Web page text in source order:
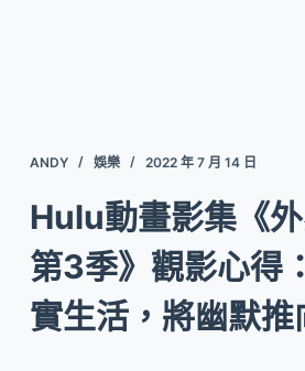
ANDY 娛樂 2022 年 7 月 14 日
Hulu動畫影集《
第3季》觀影心得
實生活，將幽默推